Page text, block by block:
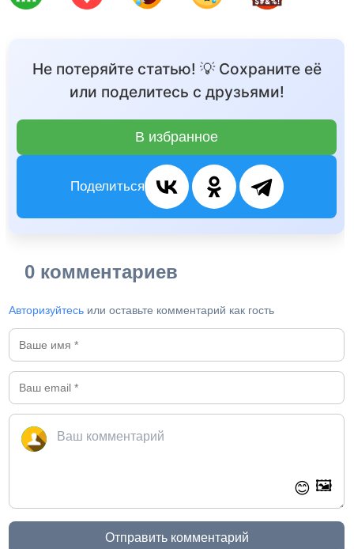
Не потеряйте статью! 💡 Сохраните её
или поделитесь с друзьями!
В избранное
Поделиться
0 комментариев
Авторизуйтесь или оставьте комментарий как гость
😊 🖼️
Отправить комментарий